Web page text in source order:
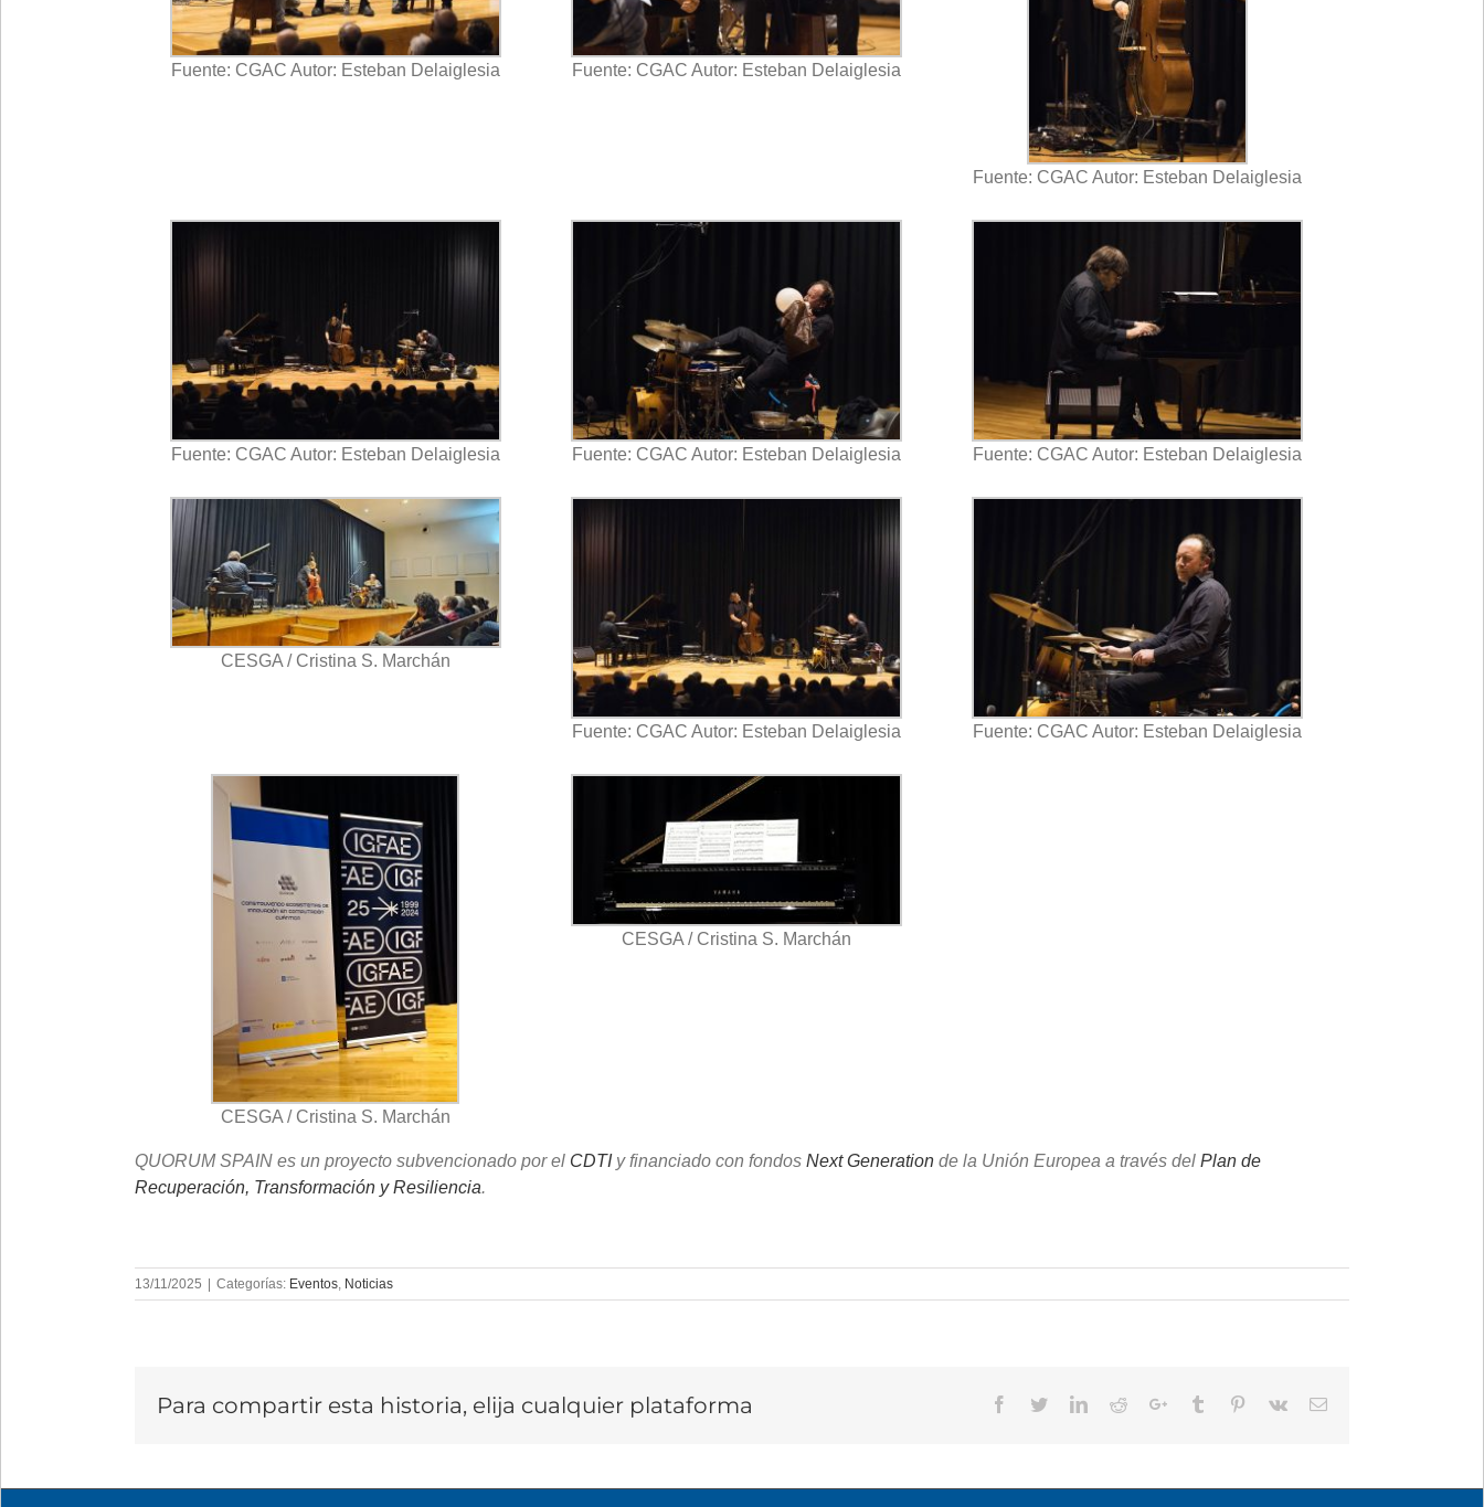
Fuente: CGAC Autor: Esteban Delaiglesia Fuente: CGAC Autor: Esteban Delaiglesia
Fuente: CGAC Autor: Esteban Delaiglesia
Fuente: CGAC Autor: Esteban Delaiglesia Fuente: CGAC Autor: Esteban Delaiglesia Fuente: CGAC Autor: Esteban Delaiglesia
CESGA / Cristina S. Marchán
Fuente: CGAC Autor: Esteban Delaiglesia Fuente: CGAC Autor: Esteban Delaiglesia
CESGA / Cristina S. Marchán
CESGA / Cristina S. Marchán
QUORUM SPAIN es un proyecto subvencionado por el CDTIy financiado con fondos Next Generation de la Unión Europea a través del Plan de
Recuperación, Transformación y Resiliencia.
13/11/2025 Categorías: Eventos, Noticias
Para compartir esta historia, elija cualquier plataforma Facebook
TwitterLinkedIn
RedditGoogle+Tumblr Pinterest
Vk Email